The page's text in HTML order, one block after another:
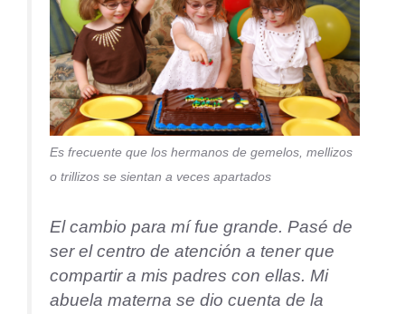
Es frecuente que los hermanos de gemelos, mellizos
o trillizos se sientan a veces apartados
El cambio para mí fue grande. Pasé de
ser el centro de atención a tener que
compartir a mis padres con ellas. Mi
abuela materna se dio cuenta de la